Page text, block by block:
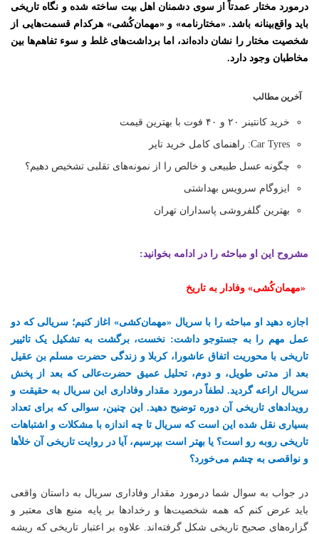
درمورد مختار عمدتاً از سوی دشمنان اهل بیت ساخته شده و نگاه تاریخی
باید واقع‌بینانه باشد. «مختارنامه» و «مهمان‌کُشی» هرکدام قسمت‌هایی از
شخصیت مختار را نشان داده‌اند، اما برداشت‌های غلط و سوء تفاهم‌ها بین
مخاطبان وجود دارد.
آخرین مطالب
خرید کانتینر ۲۰ و ۴۰ فوت با بهترین قیمت
Car Tyres: راهنمای کامل خرید تایر
چگونه عسل طبیعی و خالص را از نمونه‌های تقلبی تشخیص دهیم؟
ایزوگام سرویس بهداشتی
بهترین گلفروشی پاسداران تهران
مشروح این او مباحثه را در ادامه بخوانید:
«مهمان‌کُشی» وفادار به تاریخ
اجازه دهید او مباحثه را با سریال «مهمان‌کشی» اغاز کنیم؛ سریالی که دو
عمل مهم را به جستوجو داشت: نخست، برگشت به تشکیل یک تاثییر
تاریخی با محوریت اتفاق عاشورا، کربلا و زندگی حضرت مسلم بن عقیل
بعد از مدتی طویل، و دوم، تحلیل عمیق حضرت‌عالی که بعد از پخش
سریال اراعه گردید. لطفاً درمورد مقدار وفاداری این سریال به حقیقت و
رویدادهای تاریخی آن دوره توضیح دهید. این چنین، سوالی که برای تعداد
بسیاری نقل شده این است که سریال تا چه اندازه با مشکلات و اشتباهات
تاریخی روبه رو است؟ یا بهتر است بپرسیم، آیا در روایت تاریخی آن خلأها
و نواقصی به چشم می‌خورد؟
در جواب به سوال شما درمورد مقدار وفاداری سریال به داستان واقعی
باید عرض کنم که همه شخصیت‌ها و رخدادها بر پایه منبع های معتبر و
گزاره‌های صحیح تاریخی شکل گرفته‌اند. علاوه بر اعتبار تاریخی که ریشه